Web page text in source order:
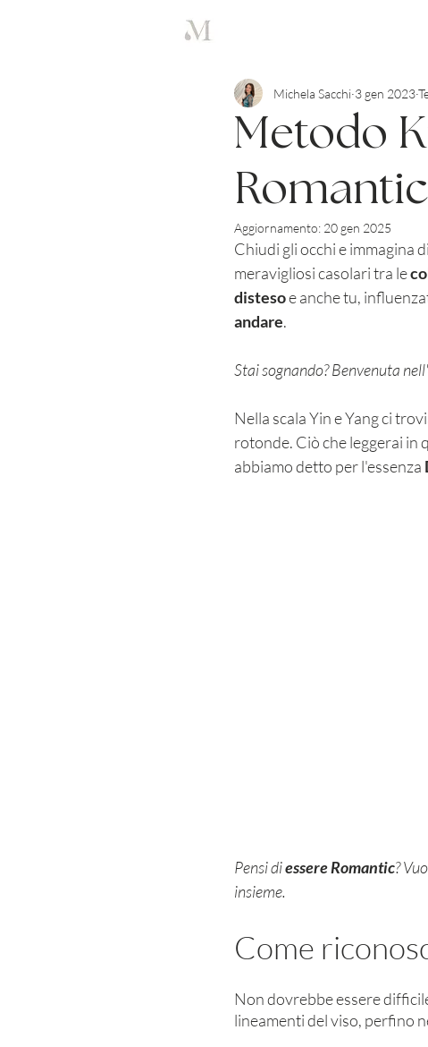
Metodo
Romantic
Michela Sacchi 3 gen 2023
Aggiornamento: 20 gen 2025
Chiudi gli occhi e immagina
meravigliosi casolari tra le
disteso e anche tu,
andare.
Stai sognando? Benvenuta
Nella scala Yin e Yang ci
rotonde. Ciò che leggerai in
abbiamo detto per l'essenza
Pensi di essere Romantic?
insieme.
Come
Non dovrebbe essere
lineamenti del viso, perfino